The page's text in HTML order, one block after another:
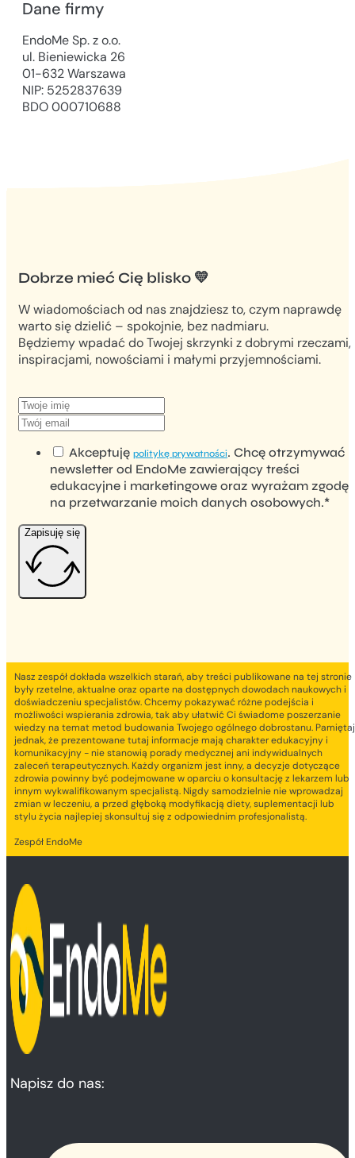
Dane firmy
EndoMe Sp. z o.o.
ul. Bieniewicka 26
01-632 Warszawa
NIP: 5252837639
BDO 000710688
Dobrze mieć Cię blisko 💛
W wiadomościach od nas znajdziesz to, czym naprawdę
warto się dzielić – spokojnie, bez nadmiaru.
Będziemy wpadać do Twojej skrzynki z dobrymi rzeczami,
inspiracjami, nowościami i małymi przyjemnościami.
Akceptuję politykę prywatności. Chcę otrzymywać
newsletter od EndoMe zawierający treści
edukacyjne i marketingowe oraz wyrażam zgodę
na przetwarzanie moich danych osobowych.*
Zapisuję się
Nasz zespół dokłada wszelkich starań, aby treści publikowane na tej stronie
były rzetelne, aktualne oraz oparte na dostępnych dowodach naukowych i
doświadczeniu specjalistów. Chcemy pokazywać różne podejścia i
możliwości wspierania zdrowia, tak aby ułatwić Ci świadome poszerzanie
wiedzy na temat metod budowania Twojego ogólnego dobrostanu. Pamiętaj
jednak, że prezentowane tutaj informacje mają charakter edukacyjny i
komunikacyjny - nie stanowią porady medycznej ani indywidualnych
zaleceń terapeutycznych. Każdy organizm jest inny, a decyzje dotyczące
zdrowia powinny być podejmowane w oparciu o konsultację z lekarzem lub
innym wykwalifikowanym specjalistą. Nigdy samodzielnie nie wprowadzaj
zmian w leczeniu, a przed głęboką modyfikacją diety, suplementacji lub
stylu życia najlepiej skonsultuj się z odpowiednim profesjonalistą.
Zespół EndoMe
Napisz do nas: